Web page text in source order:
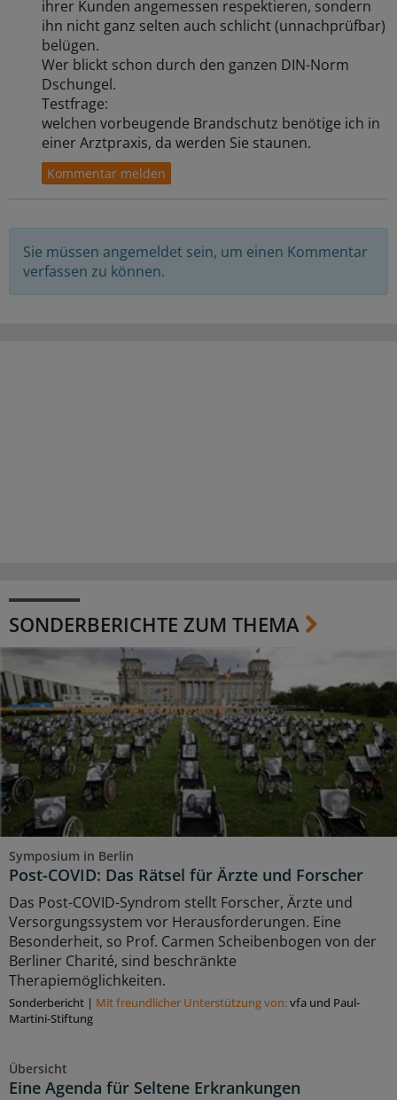
ihrer Kunden angemessen respektieren, sondern
ihn nicht ganz selten auch schlicht (unnachprüfbar)
belügen.
Wer blickt schon durch den ganzen DIN-Norm
Dschungel.
Testfrage:
welchen vorbeugende Brandschutz benötige ich in
einer Arztpraxis, da werden Sie staunen.
Sie müssen angemeldet sein, um einen Kommentar
verfassen zu können.
SONDERBERICHTE ZUM THEMA
Symposium in Berlin
Post-COVID: Das Rätsel für Ärzte und Forscher
Das Post-COVID-Syndrom stellt Forscher, Ärzte und
Versorgungssystem vor Herausforderungen. Eine
Besonderheit, so Prof. Carmen Scheibenbogen von der
Berliner Charité, sind beschränkte
Therapiemöglichkeiten.
Sonderbericht | Mit freundlicher Unterstützung von:vfa und Paul-
Martini-Stiftung
Übersicht
Eine Agenda für Seltene Erkrankungen